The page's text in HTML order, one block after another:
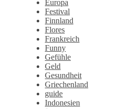
Europa
Festival
Finnland
Flores
Frankreich
Funny
Gefühle
Geld
Gesundheit
Griechenland
guide
Indonesien